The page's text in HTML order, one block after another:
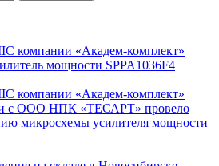
компании «Академ-комплект»
мощности SPPA1036F4
компании «Академ-комплект»
с ООО НПК «ТЕСАРТ» провело
микросхемы усилителя мощности